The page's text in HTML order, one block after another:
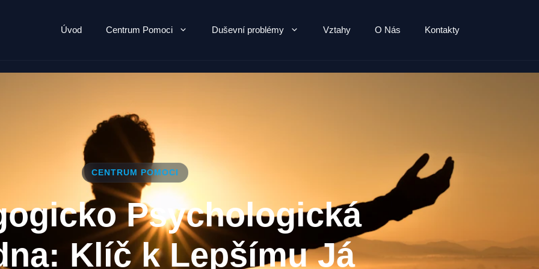
Úvod Centrum Pomoci Duševní problémy Vztahy O Nás Kontakty
CENTRUM POMOCI
Psychologická
Klíč k Lepšímu Já